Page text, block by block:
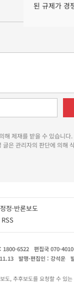
된 규제가 경
해 제재를 받을 수 있습니다.
은 관리자의 판단에 의해
정정·반론보도
RSS
1800-6522 편집국 070-
발행·편집인 : 강석운
도, 추후보도를 요청할 수 있